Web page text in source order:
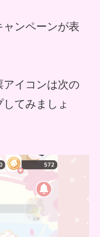
ンペーンが表
イコンは次の
てみましょ